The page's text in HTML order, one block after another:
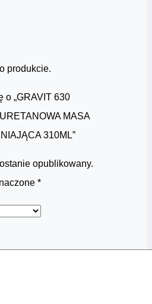
produkcie.
o „GRAVIT 630
MASA
310ML”
opublikowany.
*